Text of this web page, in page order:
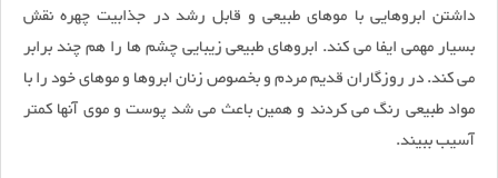
داشتن ابروهایی با موهای طبیعی و قابل رشد در جذابیت چهره نقش
بسیار مهمی ایفا می کند. ابروهای طبیعی زیبایی چشم ها را هم چند برابر
می کند. در روزگاران قدیم مردم و بخصوص زنان ابروها و موهای خود را با
مواد طبیعی رنگ می کردند و همین باعث می شد پوست و موی آنها کمتر
آسیب ببیند.